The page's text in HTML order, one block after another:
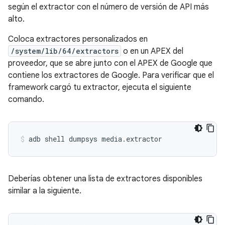
según el extractor con el número de versión de API más
alto.
Coloca extractores personalizados en
/system/lib/64/extractors o en un APEX del
proveedor, que se abre junto con el APEX de Google que
contiene los extractores de Google. Para verificar que el
framework cargó tu extractor, ejecuta el siguiente
comando.
adb shell dumpsys media.extractor
Deberías obtener una lista de extractores disponibles
similar a la siguiente.